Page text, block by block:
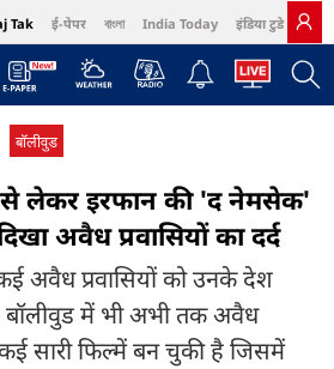
Tak ई-पेपर বাংলা India Today इंडिया टुडे हिंदी
Harper's Bazaar Northeast
बॉलीवुड
लेकर इरफान की 'द नेमसेक'
अवैध प्रवासियों का दर्द
अवैध प्रवासियों को उनके देश
बॉलीवुड में भी अभी तक अवैध
कई सारी फिल्में बन चुकी है जिसमें